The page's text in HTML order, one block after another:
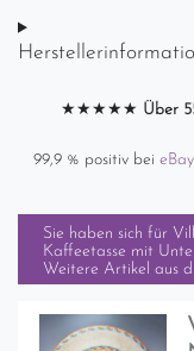
★★★★★ Über
99,9 % positiv bei
Sie haben sich für
Kaffeetasse mit
Weitere Artikel aus